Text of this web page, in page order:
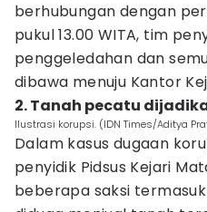
berhubungan dengan
pukul 13.00 WITA, tim
penggeledahan dan
dibawa menuju Kantor
2. Tanah pecatu
Ilustrasi korupsi. (IDN Times/Aditya
Dalam kasus dugaan
penyidik Pidsus Kejari
beberapa saksi